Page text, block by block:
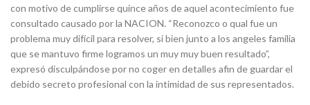
con motivo de cumplirse quince años de aquel acontecimiento fue
consultado causado por la NACION. “Reconozco o qual fue un
problema muy difícil para resolver, si bien junto a los angeles familia
que se mantuvo firme logramos un muy muy buen resultado”,
expresó disculpándose por no coger en detalles afin de guardar el
debido secreto profesional con la intimidad de sus representados.